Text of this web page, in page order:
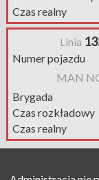
Czas realny
Linia
Numer pojazdu
MAN
Brygada
Czas rozkładowy
Czas realny